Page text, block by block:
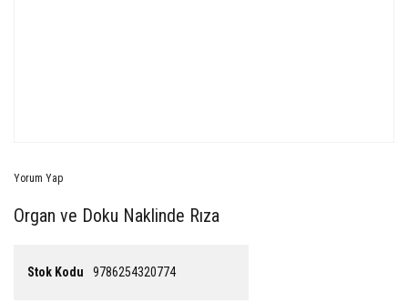
Yorum Yap
Organ ve Doku Naklinde Rıza
Stok Kodu 9786254320774